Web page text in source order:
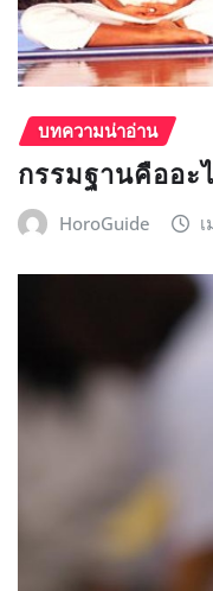
บทความน่าอ่าน
กรรมฐานคืออะ
HoroGuide